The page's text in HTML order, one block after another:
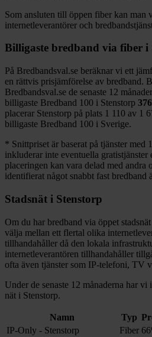
Som ansluten till öppen fiber kan man
internetleverantörer och
Billigaste bredband via fiber i
På Bredbandsval.se beräknar vi ett
en rättvis prisjämförelse av bredband.
Bredbandsval.se de senaste 12
billigaste Bredband 100 i Stenstorp 376
placerar Stenstorp på plats 1 110 av 1
billigaste Bredband 100 i Sverige.
* Snittpriset är baserat på tjänster med
inkluderar inte eventuella
placeringen kan vara delad med andra
identifierat något snabbt fast bredband
Stadsnät i Stenstorp
Om du har bredband via öppet
välja mellan ett flertal olika
tillhandahåller då den lokala
internetleverantören tillhandahåller
ofta även tjänster som IP-telefoni, TV
Under de senaste 12 månaderna har vi
nät i Stenstorp.
Namn Typ
IP-Only - Stenstorp
Fiber